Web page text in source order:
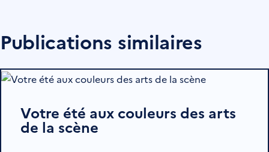
Publications similaires
Votre été aux couleurs des arts
de la scène